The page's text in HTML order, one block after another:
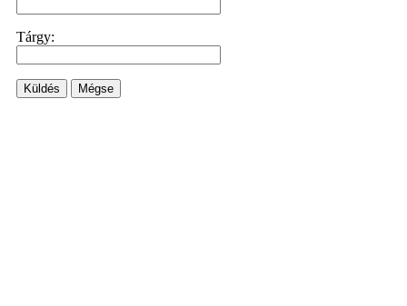
Tárgy:
Küldés Mégse